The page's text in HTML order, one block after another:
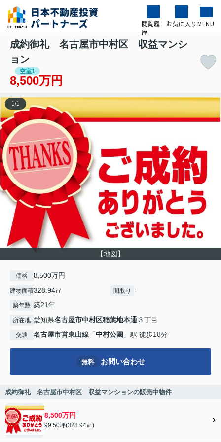
閲覧履
歴
お気に入り MENU
成約御礼 名古屋市中村区 収益マンシ
ョン
空室1
8,500万円
【地図】
1 /1
価格 8,500万円
建物面積328.94㎡ 間取り -
築年数 築21年
所在地 愛知県名古屋市中村区稲葉地本通 ３丁目
交通 名古屋市営東山線 「中村公園 」駅 徒歩18分
無料 お問い合わせ
成約御礼 名古屋市中村区 収益マンションの販売中物件
8,500万円
99.50坪(328.94㎡)